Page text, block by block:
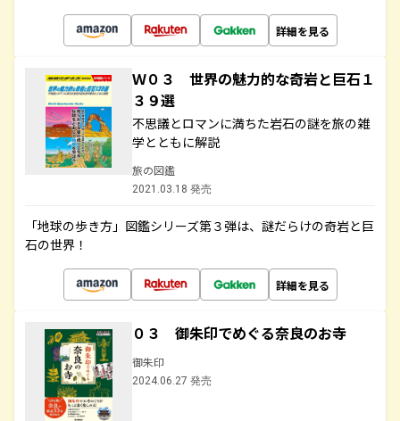
詳細を見る
Ｗ０３ 世界の魅力的な奇岩と巨石１
３９選
不思議とロマンに満ちた岩石の謎を旅の雑
学とともに解説
旅の図鑑
2021.03.18 発売
「地球の歩き方」図鑑シリーズ第３弾は、謎だらけの奇岩と巨
石の世界！
詳細を見る
０３ 御朱印でめぐる奈良のお寺
御朱印
2024.06.27 発売